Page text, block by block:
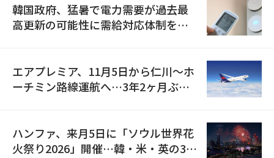
韓国政府、猛暑で電力需要が過去最
高更新の可能性に需給対応体制を点
エアプレミア、11月5日から仁川〜ホ
ーチミン路線運航へ…3年2ヶ月ぶり
ハンファ、来月5日に「ソウル世界花
火祭り2026」開催…韓・米・英の3カ